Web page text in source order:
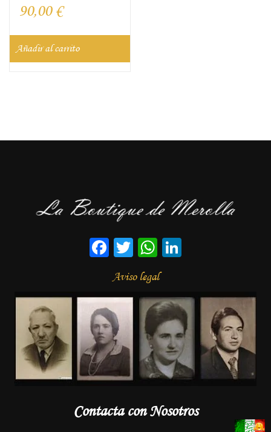
90,00 €
Añadir al carrito
Facebook
TwitterWhatsApp
Aviso legal
Contacta con Nosotros